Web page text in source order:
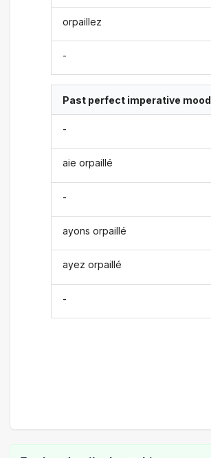
orpaillez
-
Past perfect imperative mood
-
aie orpaillé
-
ayons orpaillé
ayez orpaillé
-